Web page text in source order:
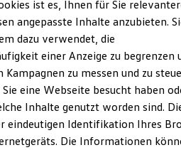
Lebensdauer
ist es, Ihnen für Sie
angepasste Inhalte anzubieten.
dazu verwendet, die
einer Anzeige zu begrenzen
zu messen und zu
eine Webseite besucht haben
Inhalte genutzt worden sind.
eindeutigen Identifikation Ihres
Die Informationen